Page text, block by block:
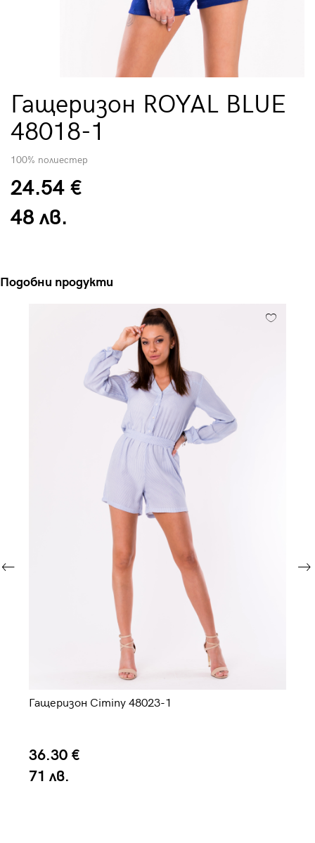
Гащеризон ROYAL BLUE
48018-1
100% полиестер
24.54 €
48 лв.
Подобни продукти
Гащеризон Ciminy 48023-1
36.30 €
71 лв.